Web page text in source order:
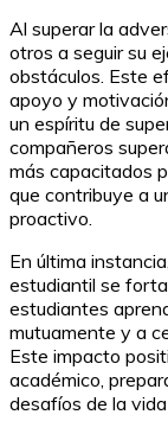
Al superar la
otros a seguir su
obstáculos. Este
apoyo y
un espíritu de
compañeros
más capacitados
que contribuye a
proactivo.
En última
estudiantil se
estudiantes
mutuamente y a
Este impacto
académico,
desafíos de la